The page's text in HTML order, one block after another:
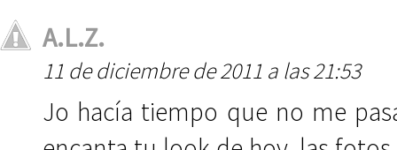
A.L.Z.
11 de diciembre de 2011 a las 21:53
Jo hacía tiempo que no me